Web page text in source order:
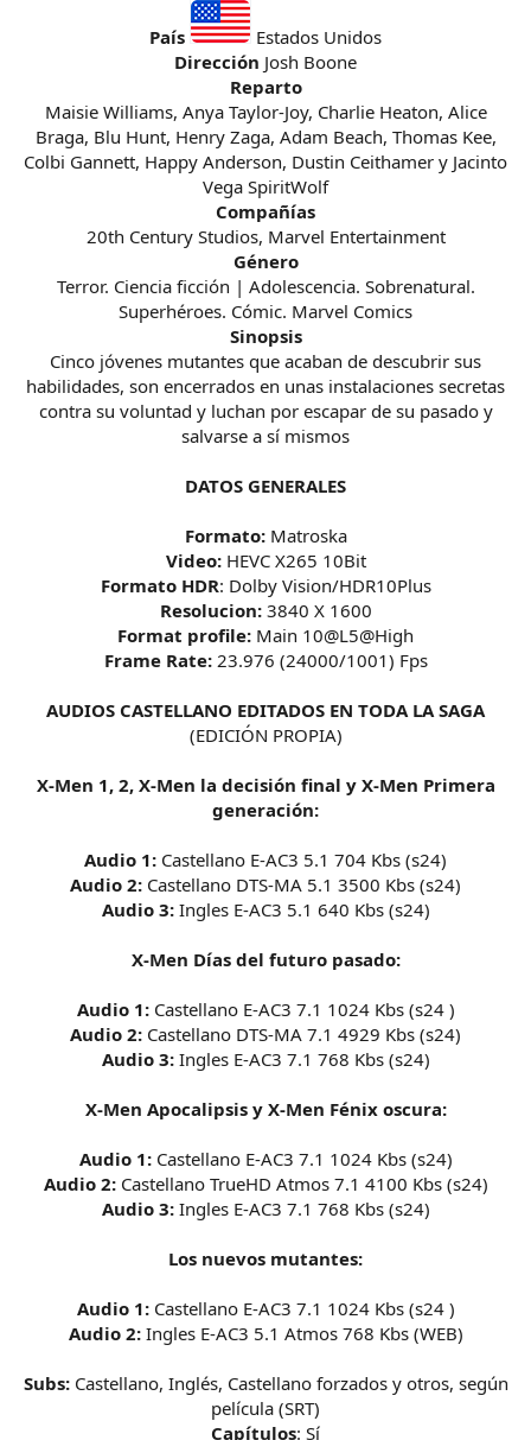
País
Estados Unidos
Dirección Josh Boone
Reparto
Maisie Williams, Anya Taylor-Joy, Charlie Heaton, Alice
Braga, Blu Hunt, Henry Zaga, Adam Beach, Thomas Kee,
Colbi Gannett, Happy Anderson, Dustin Ceithamer y Jacinto
Vega SpiritWolf
Compañías
20th Century Studios, Marvel Entertainment
Género
Terror. Ciencia ficción | Adolescencia. Sobrenatural.
Superhéroes. Cómic. Marvel Comics
Sinopsis
Cinco jóvenes mutantes que acaban de descubrir sus
habilidades, son encerrados en unas instalaciones secretas
contra su voluntad y luchan por escapar de su pasado y
salvarse a sí mismos
DATOS GENERALES
Formato:Matroska
Video:HEVC X265 10Bit
Formato HDR: Dolby Vision/HDR10Plus
Resolucion:3840 X 1600
Format profile: Main 10@L5@High
Frame Rate:23.976 (24000/1001) Fps
AUDIOS CASTELLANO EDITADOS EN TODA LA SAGA
(EDICIÓN PROPIA)
X-Men 1, 2, X-Men la decisión final y X-Men Primera
generación:
Audio 1: Castellano E-AC3 5.1 704 Kbs (s24)
Audio 2: Castellano DTS-MA 5.1 3500 Kbs (s24)
Audio 3: Ingles E-AC3 5.1 640 Kbs (s24)
X-Men Días del futuro pasado:
Audio 1: Castellano E-AC3 7.1 1024 Kbs (s24 )
Audio 2: Castellano DTS-MA 7.1 4929 Kbs (s24)
Audio 3: Ingles E-AC3 7.1 768 Kbs (s24)
X-Men Apocalipsis y X-Men Fénix oscura:
Audio 1: Castellano E-AC3 7.1 1024 Kbs (s24)
Audio 2: Castellano TrueHD Atmos 7.1 4100 Kbs (s24)
Audio 3: Ingles E-AC3 7.1 768 Kbs (s24)
Los nuevos mutantes:
Audio 1: Castellano E-AC3 7.1 1024 Kbs (s24 )
Audio 2: Ingles E-AC3 5.1 Atmos 768 Kbs (WEB)
Subs:Castellano, Inglés, Castellano forzados y otros, según
película (SRT)
Capítulos: Sí